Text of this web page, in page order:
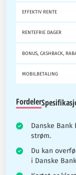
EFFEKTIV RENTE
RENTEFRIE DAGER
BONUS, CASHBACK,
MOBILBETALING
Fordeler
Danske
strøm.
Du kan
i Danske